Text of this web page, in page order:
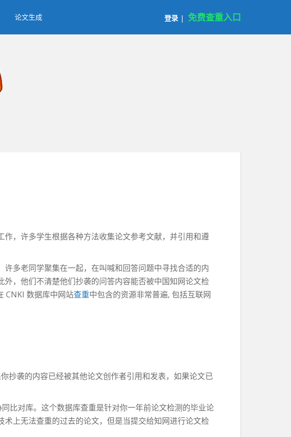
论文生成 登录 | 免费查重入口
，许多学生根据各种方法收集论文参考文献，并引用和遵
多老同学聚集在一起，在叫喊和回答问题中寻找合适的内
外，他们不清楚他们抄袭的问答内容能否被中国知网论文检
CNKI 数据库中网站查重中包含的资源非常普遍, 包括互联网
抄袭的内容已经被其他论文创作者引用和发表，如果论文已
比对库。这个数据库查重是针对你一年前论文检测的毕业论
上无法查重的过去的论文，但是当提交给知网进行论文检